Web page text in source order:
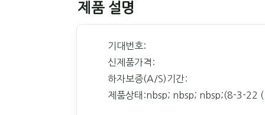
제품 설명
기대번호:
신제품가격:
하자보증(A/S)기간:
제품상태:nbsp; nbsp; nbsp;(8-3-